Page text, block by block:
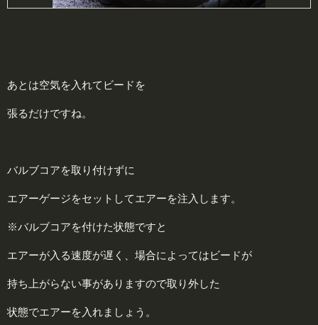
あとは空気を入れてビードを
張るだけですね。
バルブコアを取り付けずに
エアーゲージをセットしてエアーを注入します。
※バルブコアを付けた状態ですと
エアーが入る速度が遅く、場合によってはビードが
持ち上がらない事がありますので取り外した
状態でエアーを入れましょう。